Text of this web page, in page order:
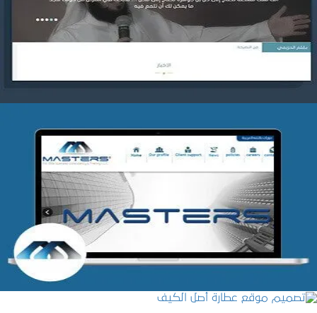
التفاصيل
شركة MASTERS للتدريب
التفاصيل